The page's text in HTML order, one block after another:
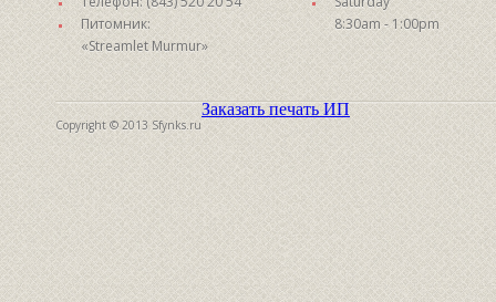
Питомник:
«Streamlet Murmur»
8:30am - 1:00pm
Copyright © 2013 Sfynks.ru
Заказать печать ИП